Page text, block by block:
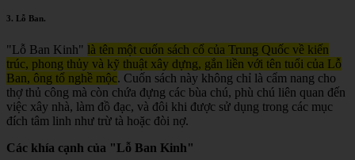
3. Lỗ Ban.
"Lỗ Ban Kinh" là tên một cuốn sách cổ của Trung Quốc về kiến
trúc, phong thủy và kỹ thuật xây dựng, gắn liền với tên tuổi của Lỗ
Ban, ông tổ nghề mộc. Cuốn sách này không chỉ là cẩm nang cho
thợ thủ công mà còn chứa đựng các bùa chú, phù chú liên quan đến
việc xây nhà, làm đồ đạc, và đôi khi được sử dụng trong các mục
đích tâm linh như trừ tà hoặc đòi nợ.
Các khía cạnh của "Lỗ Ban Kinh"